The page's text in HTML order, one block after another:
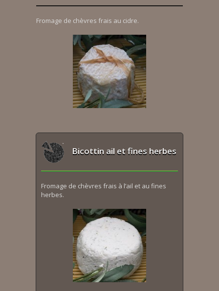
Fromage de chèvres frais au cidre.
Bicottin ail et fines herbes
Fromage de chèvres frais à l’ail et au fines
herbes.